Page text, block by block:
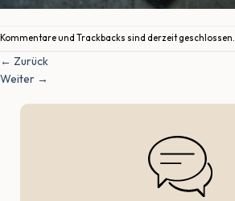
Kommentare und Trackbacks sind derzeit geschlossen.
← Zurück
Weiter →